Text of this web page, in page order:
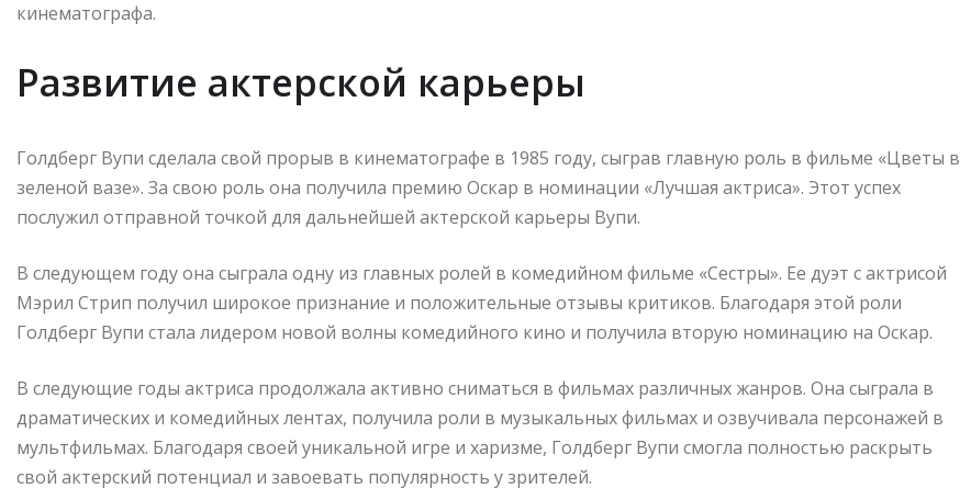
кинематографа.
Развитие актерской карьеры
Голдберг Вупи сделала свой прорыв в кинематографе в 1985 году, сыграв главную роль в фильме «Цветы в
зеленой вазе». За свою роль она получила премию Оскар в номинации «Лучшая актриса». Этот успех
послужил отправной точкой для дальнейшей актерской карьеры Вупи.
В следующем году она сыграла одну из главных ролей в комедийном фильме «Сестры». Ее дуэт с актрисой
Мэрил Стрип получил широкое признание и положительные отзывы критиков. Благодаря этой роли
Голдберг Вупи стала лидером новой волны комедийного кино и получила вторую номинацию на Оскар.
В следующие годы актриса продолжала активно сниматься в фильмах различных жанров. Она сыграла в
драматических и комедийных лентах, получила роли в музыкальных фильмах и озвучивала персонажей в
мультфильмах. Благодаря своей уникальной игре и харизме, Голдберг Вупи смогла полностью раскрыть
свой актерский потенциал и завоевать популярность у зрителей.